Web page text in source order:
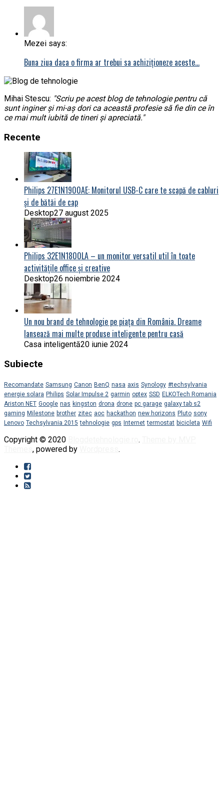
Mezei says:
Buna ziua daca o firma ar trebui sa achiziționeze aceste…
Mihai Stescu: "Scriu pe acest blog de tehnologie pentru că
sunt inginer și mi-aș dori ca această profesie să fie din ce în
ce mai mult iubită de tineri și apreciată."
Recente
Philips 27E1N1900AE: Monitorul USB-C care te scapă de cabluri
și de bătăi de cap
Desktop27 august 2025
Philips 32E1N1800LA – un monitor versatil util în toate
activitățile office și creative
Desktop26 noiembrie 2024
Un nou brand de tehnologie pe piața din România. Dreame
lansează mai multe produse inteligente pentru casă
Casa inteligentă20 iunie 2024
Subiecte
Recomandate Samsung Canon BenQ nasa axis Synology #techsylvania
energie solara Philips Solar Impulse 2 garmin optex SSD ELKOTech Romania
Ariston NET Google nas kingston drona drone pc garage galaxy tab s2
gaming Milestone brother zitec aoc hackathon new horizons Pluto sony
Lenovo Techsylvania 2015 tehnologie gps Internet termostat bicicleta Wifi
Copyright © 2020 .
, powered by .